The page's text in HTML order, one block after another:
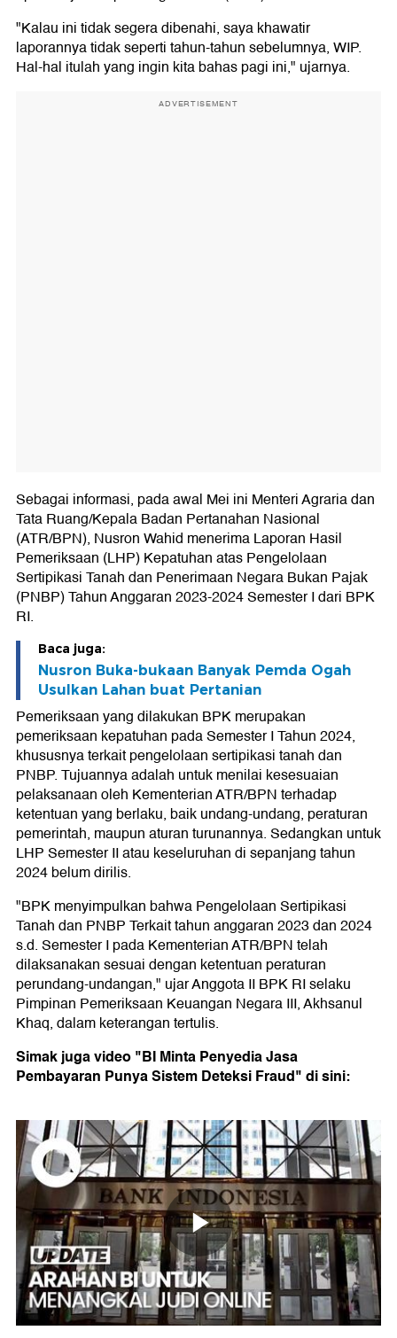
"Kalau ini tidak segera dibenahi, saya khawatir
laporannya tidak seperti tahun-tahun sebelumnya, WIP.
Hal-hal itulah yang ingin kita bahas pagi ini," ujarnya.
ADVERTISEMENT
Sebagai informasi, pada awal Mei ini Menteri Agraria dan
Tata Ruang/Kepala Badan Pertanahan Nasional
(ATR/BPN), Nusron Wahid menerima Laporan Hasil
Pemeriksaan (LHP) Kepatuhan atas Pengelolaan
Sertipikasi Tanah dan Penerimaan Negara Bukan Pajak
(PNBP) Tahun Anggaran 2023-2024 Semester I dari BPK
RI.
Baca juga:
Nusron Buka-bukaan Banyak Pemda Ogah
Usulkan Lahan buat Pertanian
Pemeriksaan yang dilakukan BPK merupakan
pemeriksaan kepatuhan pada Semester I Tahun 2024,
khususnya terkait pengelolaan sertipikasi tanah dan
PNBP. Tujuannya adalah untuk menilai kesesuaian
pelaksanaan oleh Kementerian ATR/BPN terhadap
ketentuan yang berlaku, baik undang-undang, peraturan
pemerintah, maupun aturan turunannya. Sedangkan untuk
LHP Semester II atau keseluruhan di sepanjang tahun
2024 belum dirilis.
"BPK menyimpulkan bahwa Pengelolaan Sertipikasi
Tanah dan PNBP Terkait tahun anggaran 2023 dan 2024
s.d. Semester I pada Kementerian ATR/BPN telah
dilaksanakan sesuai dengan ketentuan peraturan
perundang-undangan," ujar Anggota II BPK RI selaku
Pimpinan Pemeriksaan Keuangan Negara III, Akhsanul
Khaq, dalam keterangan tertulis.
Simak juga video "BI Minta Penyedia Jasa
Pembayaran Punya Sistem Deteksi Fraud" di sini: